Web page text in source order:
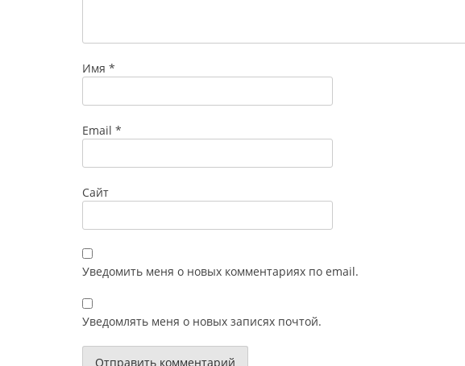
Имя *
Email *
Сайт
Уведомить меня о новых комментариях по email.
Уведомлять меня о новых записях почтой.